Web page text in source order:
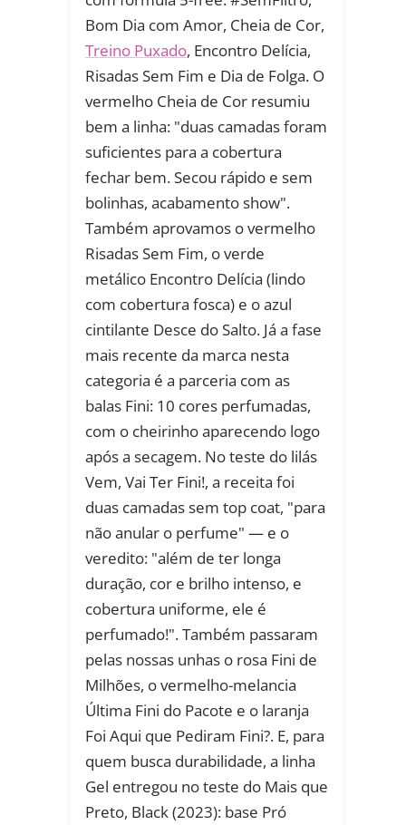
Bom Dia com Amor, Cheia de Cor,
Treino Puxado, Encontro Delícia,
Risadas Sem Fim e Dia de Folga. O
vermelho Cheia de Cor resumiu
bem a linha: "duas camadas foram
suficientes para a cobertura
fechar bem. Secou rápido e sem
bolinhas, acabamento show".
Também aprovamos o vermelho
Risadas Sem Fim, o verde
metálico Encontro Delícia (lindo
com cobertura fosca) e o azul
cintilante Desce do Salto. Já a fase
mais recente da marca nesta
categoria é a parceria com as
balas Fini: 10 cores perfumadas,
com o cheirinho aparecendo logo
após a secagem. No teste do lilás
Vem, Vai Ter Fini!, a receita foi
duas camadas sem top coat, "para
não anular o perfume" — e o
veredito: "além de ter longa
duração, cor e brilho intenso, e
cobertura uniforme, ele é
perfumado!". Também passaram
pelas nossas unhas o rosa Fini de
Milhões, o vermelho-melancia
Última Fini do Pacote e o laranja
Foi Aqui que Pediram Fini?. E, para
quem busca durabilidade, a linha
Gel entregou no teste do Mais que
Preto, Black (2023): base Pró